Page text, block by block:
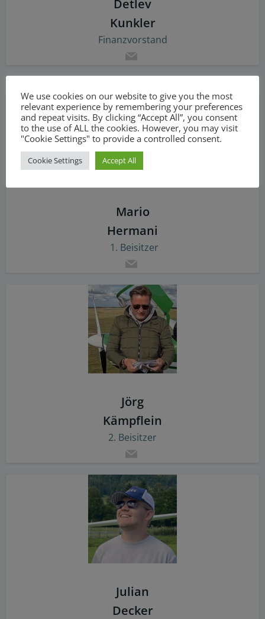
Detlev
Kunkler
Finanzvorstand
Mario
Hermani
Beisitzer
Jörg
Kämpflein
2. Beisitzer
Julian
Decker
We use cookies on our website to give you the most
relevant experience by remembering your preferences
and repeat visits. By clicking “Accept All”, you consent
to the use of ALL the cookies. However, you may visit
"Cookie Settings" to provide a controlled consent.
Cookie Settings Accept All